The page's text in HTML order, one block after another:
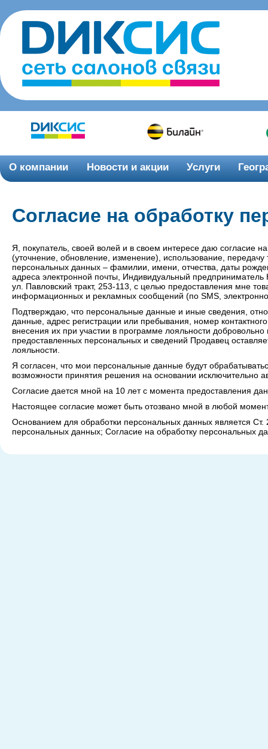
О компании Новости и акции Услуги
Согласие на обработку
Я, покупатель, cвоей волей и в своем интересе даю согласие
(уточнение, обновление, изменение), использование,
персональных данных – фамилии, имени, отчества, даты
адреса электронной почты, Индивидуальный
ул. Павловский тракт, 253-113, с целью предоставления мне
информационных и рекламных сообщений (по SMS,
Подтверждаю, что персональные данные и иные сведения,
данные, адрес регистрации или пребывания, номер
внесения их при участии в программе лояльности
предоставленных персональных и сведений Продавец
лояльности.
Я согласен, что мои персональные данные будут
возможности принятия решения на основании исключительно
Согласие дается мной на 10 лет с момента предоставления
Настоящее согласие может быть отозвано мной в любой
Основанием для обработки персональных данных является
персональных данных; Согласие на обработку персональных